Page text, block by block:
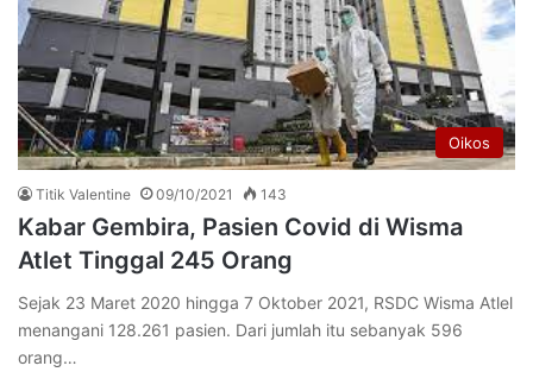
Oikos
Titik Valentine 09/10/2021 143
Kabar Gembira, Pasien Covid di Wisma
Atlet Tinggal 245 Orang
Sejak 23 Maret 2020 hingga 7 Oktober 2021, RSDC Wisma Atlel
menangani 128.261 pasien. Dari jumlah itu sebanyak 596
orang…